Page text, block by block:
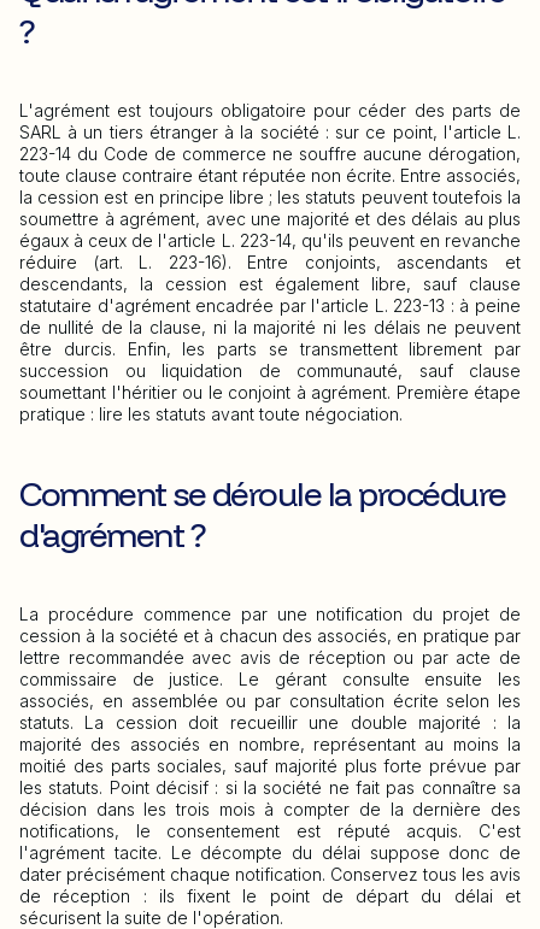
?
L'agrément est toujours obligatoire pour céder des parts de
SARL à un tiers étranger à la société : sur ce point, l'article L.
223-14 du Code de commerce ne souffre aucune dérogation,
toute clause contraire étant réputée non écrite. Entre associés,
la cession est en principe libre ; les statuts peuvent toutefois la
soumettre à agrément, avec une majorité et des délais au plus
égaux à ceux de l'article L. 223-14, qu'ils peuvent en revanche
réduire (art. L. 223-16). Entre conjoints, ascendants et
descendants, la cession est également libre, sauf clause
statutaire d'agrément encadrée par l'article L. 223-13 : à peine
de nullité de la clause, ni la majorité ni les délais ne peuvent
être durcis. Enfin, les parts se transmettent librement par
succession ou liquidation de communauté, sauf clause
soumettant l'héritier ou le conjoint à agrément. Première étape
pratique : lire les statuts avant toute négociation.
Comment se déroule la procédure
d'agrément ?
La procédure commence par une notification du projet de
cession à la société et à chacun des associés, en pratique par
lettre recommandée avec avis de réception ou par acte de
commissaire de justice. Le gérant consulte ensuite les
associés, en assemblée ou par consultation écrite selon les
statuts. La cession doit recueillir une double majorité : la
majorité des associés en nombre, représentant au moins la
moitié des parts sociales, sauf majorité plus forte prévue par
les statuts. Point décisif : si la société ne fait pas connaître sa
décision dans les trois mois à compter de la dernière des
notifications, le consentement est réputé acquis. C'est
l'agrément tacite. Le décompte du délai suppose donc de
dater précisément chaque notification. Conservez tous les avis
de réception : ils fixent le point de départ du délai et
sécurisent la suite de l'opération.